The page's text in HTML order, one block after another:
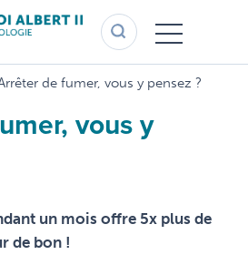
de fumer, vous y pensez ?
vous y
un mois offre 5x plus de
de bon !